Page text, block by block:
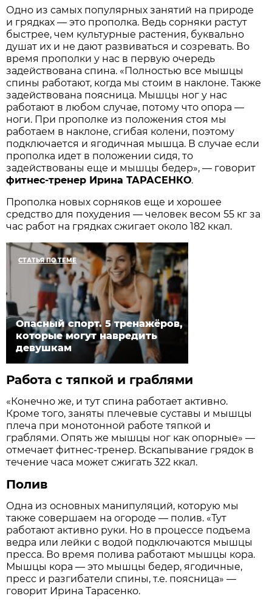
Одно из самых популярных занятий на природе
и грядках — это прополка. Ведь сорняки растут
быстрее, чем культурные растения, буквально
душат их и не дают развиваться и созревать. Во
время прополки у нас в первую очередь
задействована спина. «Полностью все мышцы
спины работают, когда мы стоим в наклоне. Также
задействована поясница. Мышцы ног у нас
работают в любом случае, потому что опора —
ноги. При прополке из положения стоя мы
работаем в наклоне, сгибая колени, поэтому
подключается и ягодичная мышца. В случае если
прополка идет в положении сидя, то
задействованы еще и мышцы бедер», — говорит
фитнес-тренер Ирина ТАРАСЕНКО.
Прополка новых сорняков еще и хорошее
средство для похудения — человек весом 55 кг за
час работ на грядках сжигает около 182 ккал.
СТАТЬЯ ПО ТЕМЕ
Опасный спорт. 5 тренажёров,
которые могут навредить
девушкам
Работа с тяпкой и граблями
«Конечно же, и тут спина работает активно.
Кроме того, заняты плечевые суставы и мышцы
плеча при монотонной работе тяпкой и
граблями. Опять же мышцы ног как опорные» —
отмечает фитнес-тренер. Вскапывание грядок в
течение часа может сжигать 322 ккал.
Полив
Одна из основных манипуляций, которую мы
также совершаем на огороде — полив. «Тут
работают активно руки. Но в процессе подъема
ведра или лейки с водой подключаются мышцы
пресса. Во время полива работают мышцы кора.
Мышцы кора — это мышцы бедер, ягодичные,
пресс и разгибатели спины, т.е. поясница» —
говорит Ирина Тарасенко.